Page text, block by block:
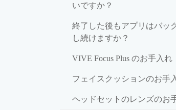
いですか？
終了した後もアプリはバッ
し続けますか？
VIVE Focus Plus のお手入れ
フェイスクッションのお手
ヘッドセットのレンズのお